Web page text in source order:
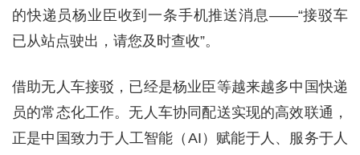
的快递员杨业臣收到一条手机推送消息——“接驳车
已从站点驶出，请您及时查收”。
借助无人车接驳，已经是杨业臣等越来越多中国快递
员的常态化工作。无人车协同配送实现的高效联通，
正是中国致力于人工智能（AI）赋能于人、服务于人